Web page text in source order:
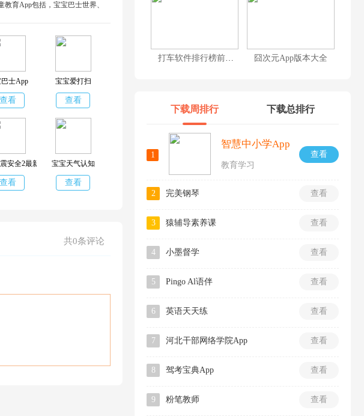
育App包括，宝宝巴士世界、
士App
查看
宝宝爱打扫
查看
安全2最新版
查看
宝宝天气认知
查看
共0条评论
打车软件排行榜前十名 囧次元App版本大全
下载周排行 下载总排行
1 查看
智慧中小学App
教育学习
2 查看
完美钢琴
3 查看
猿辅导素养课
4 查看
小墨督学
5 查看
Pingo Al语伴
6 查看
英语天天练
7 查看
河北干部网络学院App
8 查看
驾考宝典App
9 查看
粉笔教师